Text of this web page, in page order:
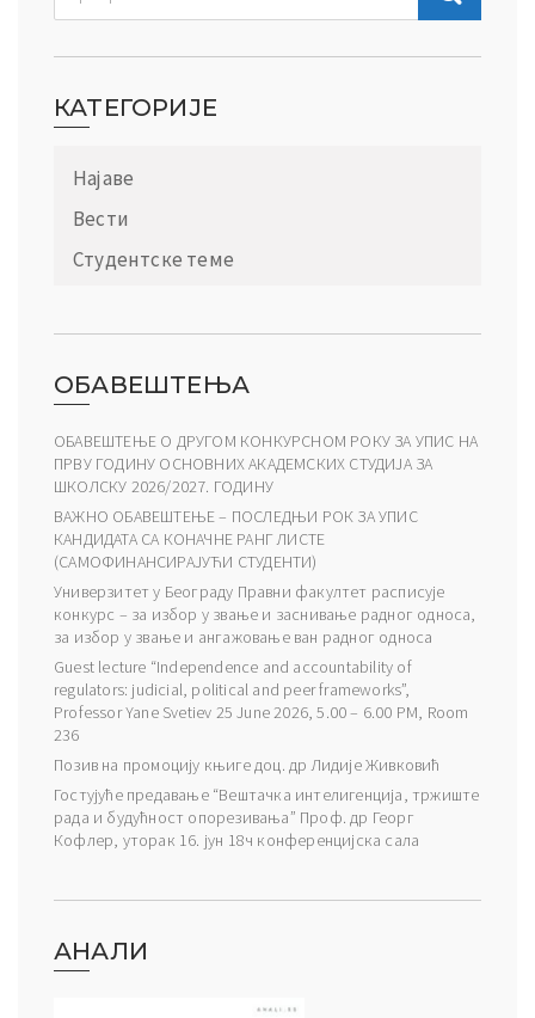
КАТЕГОРИЈЕ
Најаве
Вести
Студентске теме
ОБАВЕШТЕЊА
ОБАВЕШТЕЊЕ О ДРУГОМ КОНКУРСНОМ РОКУ ЗА УПИС НА
ПРВУ ГОДИНУ ОСНОВНИХ АКАДЕМСКИХ СТУДИЈА ЗА
ШКОЛСКУ 2026/2027. ГОДИНУ
ВАЖНО ОБАВЕШТЕЊЕ – ПОСЛЕДЊИ РОК ЗА УПИС
КАНДИДАТА СА КОНАЧНЕ РАНГ ЛИСТЕ
(САМОФИНАНСИРАЈУЋИ СТУДЕНТИ)
Универзитет у Београду Правни факултет расписује
конкурс – за избор у звање и заснивање радног односа,
за избор у звање и ангажовање ван радног односа
Guest lecture “Independence and accountability of
regulators: judicial, political and peer frameworks”,
Professor Yane Svetiev 25 June 2026, 5.00 – 6.00 PM, Room
236
Позив на промоцију књиге доц. др Лидије Живковић
Гостујуће предавање “Вештачка интелигенција, тржиште
рада и будућност опорезивања” Проф. др Георг
Кофлер, уторак 16. јун 18ч конференцијска сала
АНАЛИ